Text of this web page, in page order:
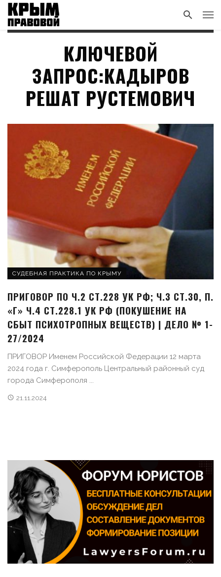
КЛЮЧЕВОЙ
ЗАПРОС:КАДЫРОВ
РЕШАТ РУСТЕМОВИЧ
СУДЕБНАЯ ПРАКТИКА ПО КРЫМУ
ПРИГОВОР ПО Ч.2 СТ.228 УК РФ; Ч.3 СТ.30, П.
«Г» Ч.4 СТ.228.1 УК РФ (ПОКУШЕНИЕ НА
СБЫТ ПСИХОТРОПНЫХ ВЕЩЕСТВ) | ДЕЛО № 1-
27/2024
ПРИГОВОР Именем Российской Федерации 12 марта
2024 года г. Симферополь Центральный районный суд
города Симферополя ...
21.11.2024